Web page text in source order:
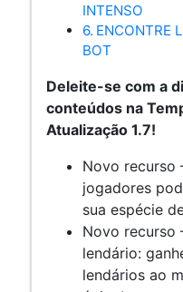
INTENSO
ENCONTRE
BOT
Deleite-se com a
conteúdos na
Atualização 1.7!
Novo recurso
jogadores
sua espécie
Novo recurso
lendário:
lendários ao